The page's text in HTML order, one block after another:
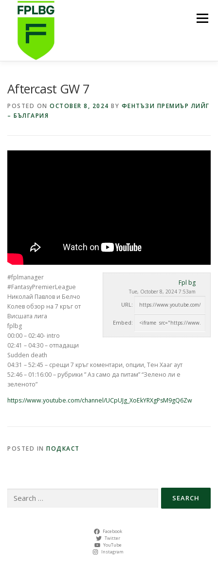
Menu
ФУТБОЛНА СТИПЕНДИЯ FPL BG
Aftercast GW 7
POSTED ON OCTOBER 8, 2024 BY ФЕНТЪЗИ ПРЕМИЪР ЛИЙГ
– БЪЛГАРИЯ
Fpl bg
Tue, October 8, 2024 7:53am
URL:
Embed:
#fplmanager
#FantasyPremierLeague
Николай Павлов и Белчо
Колев обзор на 7 кръг от
Висшата лига
fplbg
00:00 – 02:40- intro
02:41 – 04:30 – отпадащи
Sudden death
04:31 – 52:45 – срещи 7 кръг коментари, опции, Тен Хааг аут
52:46 – 01:16:00 – рубрики ” Аз само да питам” “Зелено ли е
зеленото”
https://www.youtube.com/channel/UCpUJg_XoEkYRXgPsM9gQ6Zw
POSTED IN ПОДКАСТ
for:
Facebook
Twitter
YouTube
Instagram